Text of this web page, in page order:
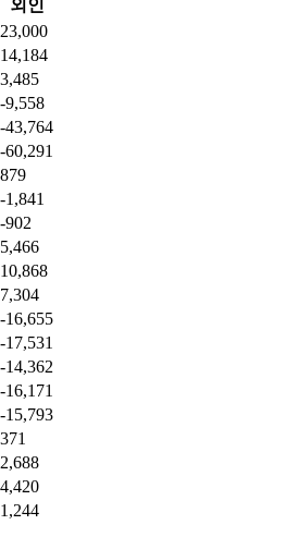
-3,169
1,809
-378
-16,164
-2,317
-1,732
3,176
1,244
외인
23,000
14,184
3,485
-9,558
-43,764
-60,291
879
-1,841
-902
5,466